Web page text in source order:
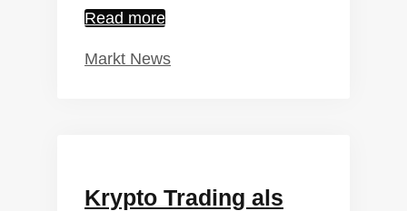
Read moreCoronavirus
Absturz
Kategorien
Markt News
Krypto Trading als